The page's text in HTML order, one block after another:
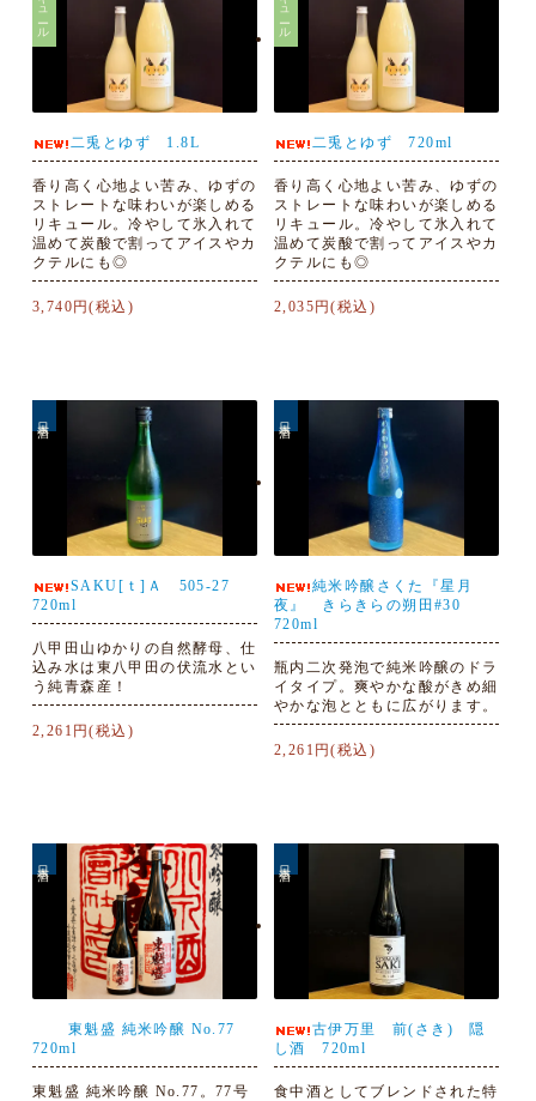
二兎とゆず 1.8L
香り高く心地よい苦み、ゆずの
ストレートな味わいが楽しめる
リキュール。冷やして氷入れて
温めて炭酸で割ってアイスやカ
クテルにも◎
3,740円(税込)
二兎とゆず 720ml
香り高く心地よい苦み、ゆずの
ストレートな味わいが楽しめる
リキュール。冷やして氷入れて
温めて炭酸で割ってアイスやカ
クテルにも◎
2,035円(税込)
SAKU[ｔ]Ａ 505-27
720ml
八甲田山ゆかりの自然酵母、仕
込み水は東八甲田の伏流水とい
う純青森産！
2,261円(税込)
純米吟醸さくた『星月
夜』 きらきらの朔田#30
720ml
瓶内二次発泡で純米吟醸のドラ
イタイプ。爽やかな酸がきめ細
やかな泡とともに広がります。
2,261円(税込)
東魁盛 純米吟醸 No.77
720ml
東魁盛 純米吟醸 No.77。77号
古伊万里 前(さき) 隠
し酒 720ml
食中酒としてブレンドされた特